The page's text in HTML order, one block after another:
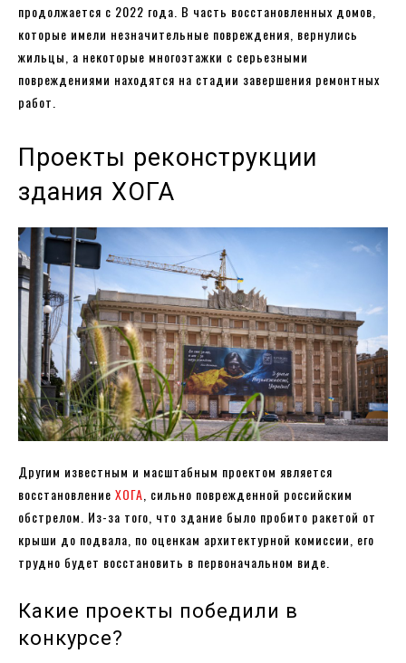
продолжается с 2022 года. В часть восстановленных домов,
которые имели незначительные повреждения, вернулись
жильцы, а некоторые многоэтажки с серьезными
повреждениями находятся на стадии завершения ремонтных
работ.
Проекты реконструкции
здания ХОГА
Другим известным и масштабным проектом является
восстановление ХОГА , сильно поврежденной российским
обстрелом. Из-за того, что здание было пробито ракетой от
крыши до подвала, по оценкам архитектурной комиссии, его
трудно будет восстановить в первоначальном виде.
Какие проекты победили в
конкурсе?